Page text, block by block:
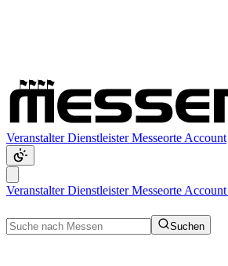
VeranstalterDienstleisterMesseorte Account
VeranstalterDienstleisterMesseorte Account
Suchen